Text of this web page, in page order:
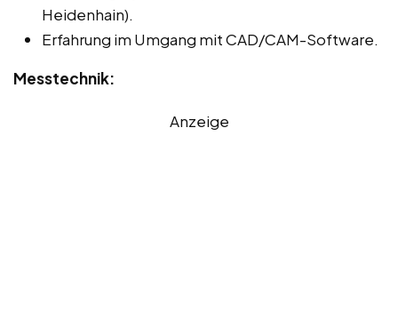
Heidenhain).
Erfahrung im Umgang mit CAD/CAM-Software.
Messtechnik:
Anzeige